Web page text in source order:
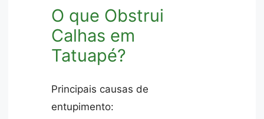
O que Obstrui
Calhas em
Tatuapé?
Principais causas de
entupimento: